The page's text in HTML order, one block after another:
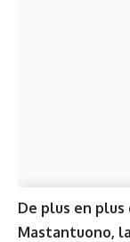
De plus en
Mastantuono,